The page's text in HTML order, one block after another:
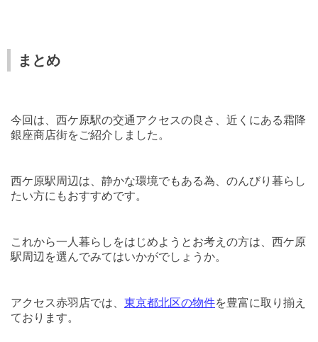
まとめ
今回は、西ケ原駅の交通アクセスの良さ、近くにある霜降
銀座商店街をご紹介しました。
西ケ原駅周辺は、静かな環境でもある為、のんびり暮らし
たい方にもおすすめです。
これから一人暮らしをはじめようとお考えの方は、西ケ原
駅周辺を選んでみてはいかがでしょうか。
アクセス赤羽店では、 東京都北区の物件を豊富に取り揃え
ております。